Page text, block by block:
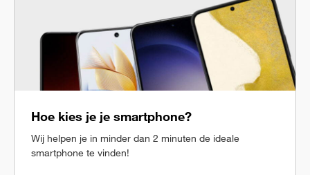
Hoe kies je je smartphone?
Wij helpen je in minder dan 2 minuten de ideale
smartphone te vinden!